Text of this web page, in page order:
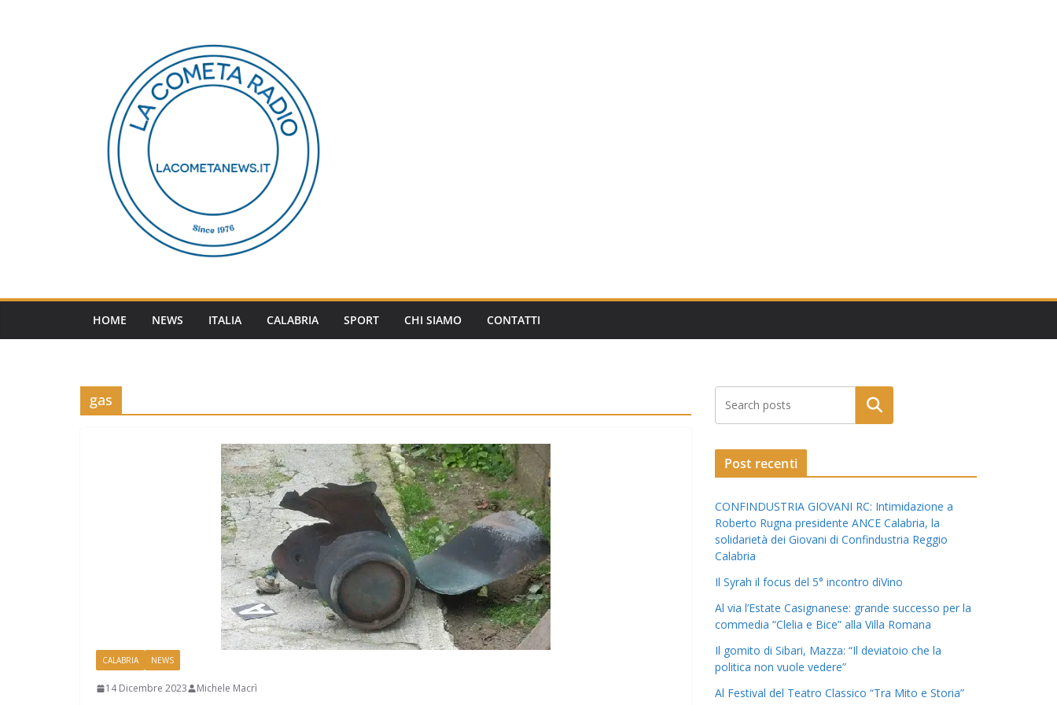
HOME NEWS ITALIA CALABRIA SPORT CHI SIAMO CONTATTI
gas
CALABRIA NEWS
14 Dicembre 2023 Michele Macrì
Post recenti
CONFINDUSTRIA GIOVANI RC: Intimidazione a
Roberto Rugna presidente ANCE Calabria, la
solidarietà dei Giovani di Confindustria Reggio
Calabria
Il Syrah il focus del 5° incontro diVino
Al via l’Estate Casignanese: grande successo per la
commedia “Clelia e Bice” alla Villa Romana
Il gomito di Sibari, Mazza: “Il deviatoio che la
politica non vuole vedere”
Al Festival del Teatro Classico “Tra Mito e Storia”